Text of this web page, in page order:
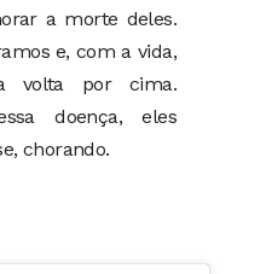
a morte deles.
e, com a vida,
volta por cima.
doença, eles
chorando.